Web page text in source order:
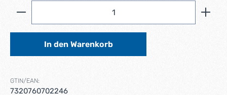
Produkt Anzahl: Gib den gewünschten Wert ein
In den Warenkorb
GTIN/EAN:
7320760702246